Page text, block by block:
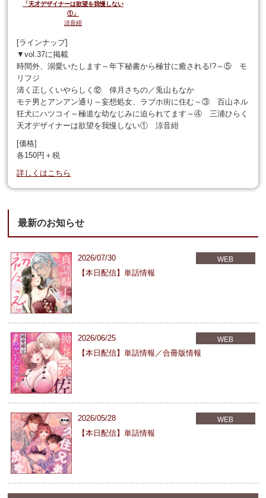
「天才デザイナーは欲望を我慢しない
①」
涼音紺
[ラインナップ]
▼vol.37に掲載
時間外、溺愛いたします～年下秘書から極甘に癒される!?～⑤ モ
リフジ
清く正しくいやらしく⑫ 倖月さちの／兎山もなか
モテ男とアンアン通り～妄想処女、ラブホ街に住む～③ 百山ネル
狂犬にハツコイ～極道な幼なじみに迫られてます～④ 三浦ひらく
天才デザイナーは欲望を我慢しない① 涼音紺
[価格]
各150円＋税
詳しくはこちら
最新のお知らせ
WEB
2026/07/30
【本日配信】単話情報
WEB
2026/06/25
【本日配信】単話情報／合冊版情報
WEB
2026/05/28
【本日配信】単話情報